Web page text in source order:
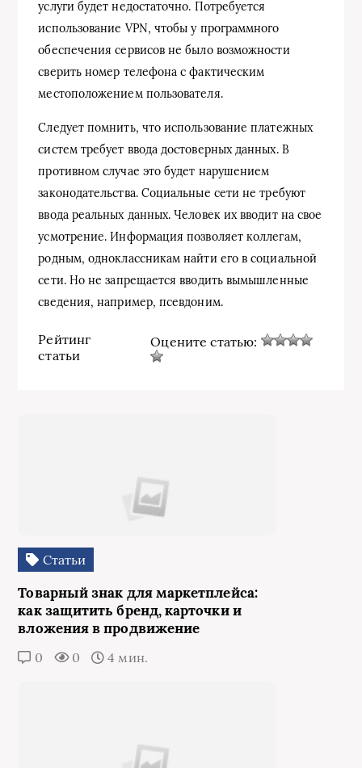
услуги будет недостаточно. Потребуется
использование VPN, чтобы у программного
обеспечения сервисов не было возможности
сверить номер телефона с фактическим
местоположением пользователя.
Следует помнить, что использование платежных
систем требует ввода достоверных данных. В
противном случае это будет нарушением
законодательства. Социальные сети не требуют
ввода реальных данных. Человек их вводит на свое
усмотрение. Информация позволяет коллегам,
родным, одноклассникам найти его в социальной
сети. Но не запрещается вводить вымышленные
сведения, например, псевдоним.
Рейтинг
статьи
Оцените статью:
Статьи
Товарный знак для маркетплейса:
как защитить бренд, карточки и
вложения в продвижение
0 0 4 мин.